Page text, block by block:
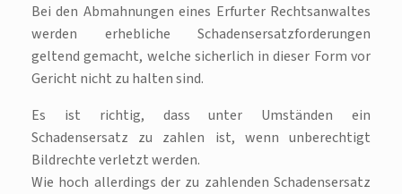
Bei den Abmahnungen eines Erfurter Rechtsanwaltes
werden erhebliche Schadensersatzforderungen
geltend gemacht, welche sicherlich in dieser Form vor
Gericht nicht zu halten sind.
Es ist richtig, dass unter Umständen ein
Schadensersatz zu zahlen ist, wenn unberechtigt
Bildrechte verletzt werden.
Wie hoch allerdings der zu zahlenden Schadensersatz